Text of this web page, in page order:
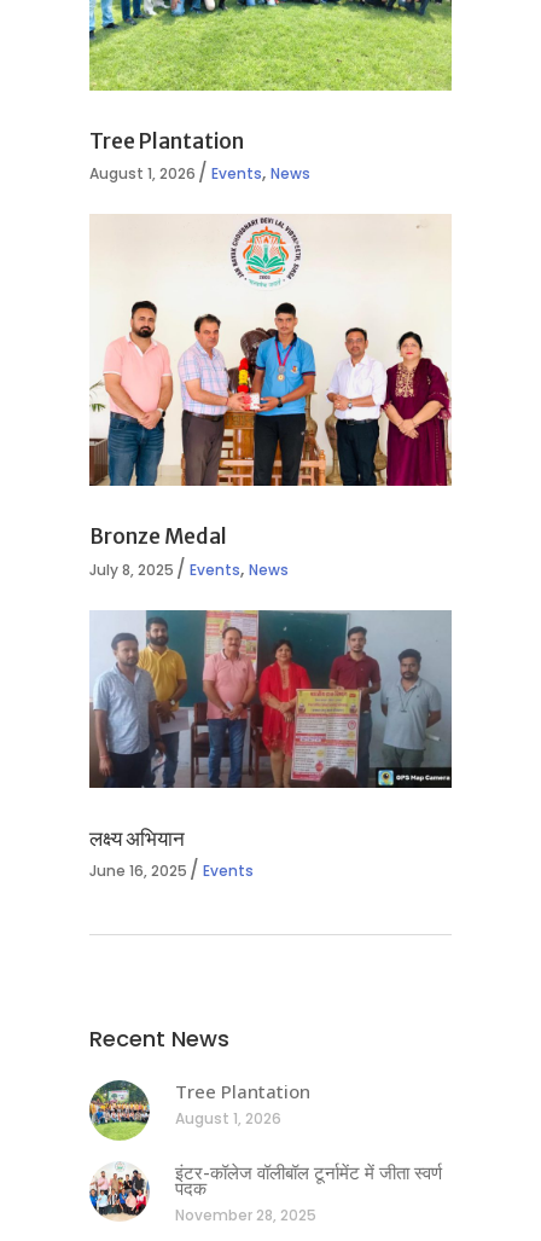
Tree Plantation
August 1, 2026 Events, News
Bronze Medal
July 8, 2025 Events, News
लक्ष्य अभियान
June 16, 2025 Events
Recent News
Tree Plantation
August 1, 2026
इंटर-कॉलेज वॉलीबॉल टूर्नामेंट में जीता स्वर्ण
पदक
November 28, 2025